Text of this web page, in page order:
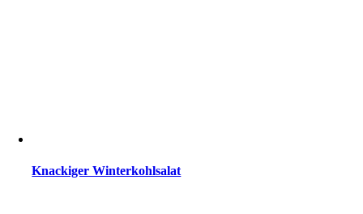
Knackiger Winterkohlsalat